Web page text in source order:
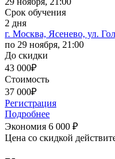
Срок обучения
2 дня
г. Москва, Ясенево, ул.
по 29 ноября, 21:00
До скидки
43 000₽
Стоимость
37 000₽
Регистрация
Подробнее
Экономия 6 000 ₽
Цена со скидкой